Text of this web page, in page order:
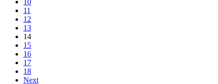
11
12
13
14
15
16
17
18
Next